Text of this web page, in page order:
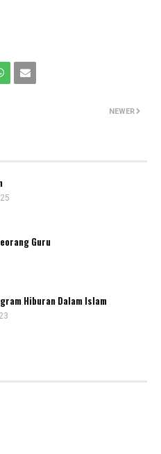
NEWER
Guru
Hiburan Dalam Islam